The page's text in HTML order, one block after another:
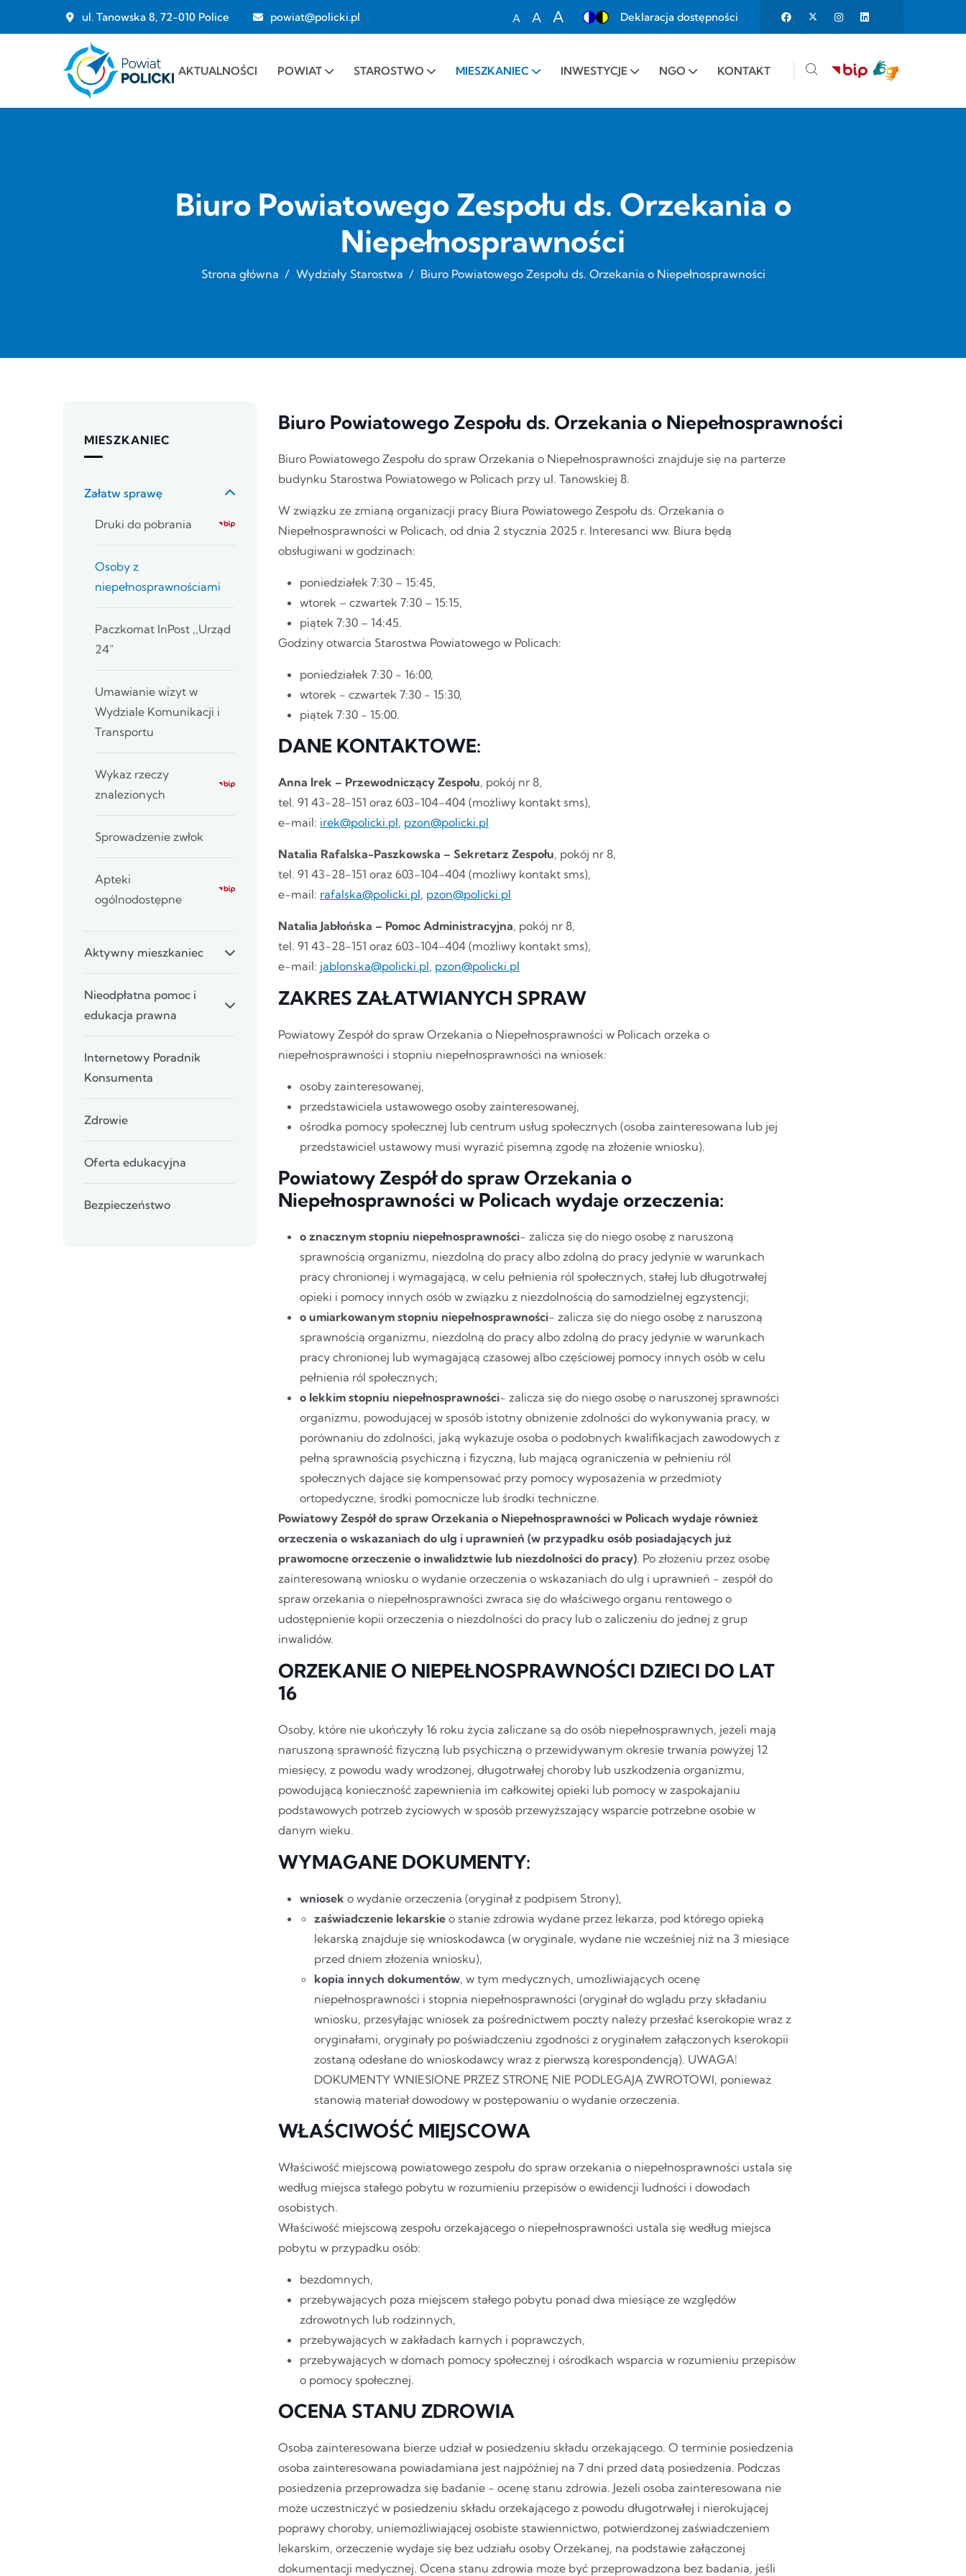
Przejdź do treści
ul. Tanowska 8, 72-010 Police powiat@policki.pl
A
Set font size to 100%
A
A
Deklaracja dostępności
AKTUALNOŚCI POWIAT STAROSTWO MIESZKANIEC INWESTYCJE NGO KONTAKT
Biuro Powiatowego Zespołu ds. Orzekania o
Niepełnosprawności
Strona główna / Wydziały Starostwa / Biuro Powiatowego Zespołu ds. Orzekania o Niepełnosprawności
Biuro Powiatowego Zespołu ds. Orzekania o Niepełnosprawności
Biuro Powiatowego Zespołu do spraw Orzekania o Niepełnosprawności znajduje się na parterze
budynku Starostwa Powiatowego w Policach przy ul. Tanowskiej 8.
W związku ze zmianą organizacji pracy Biura Powiatowego Zespołu ds. Orzekania o
Niepełnosprawności w Policach, od dnia 2 stycznia 2025 r. Interesanci ww. Biura będą
obsługiwani w godzinach:
poniedziałek 7:30 – 15:45,
wtorek – czwartek 7:30 – 15:15,
piątek 7:30 – 14:45.
Godziny otwarcia Starostwa Powiatowego w Policach:
poniedziałek 7:30 - 16:00,
wtorek - czwartek 7:30 - 15:30,
piątek 7:30 - 15:00.
DANE KONTAKTOWE:
Anna Irek – Przewodniczący Zespołu, pokój nr 8,
tel. 91 43-28-151 oraz 603-104-404 (możliwy kontakt sms),
e-mail: irek@policki.pl, pzon@policki.pl
Natalia Rafalska-Paszkowska – Sekretarz Zespołu, pokój nr 8,
tel. 91 43-28-151 oraz 603-104-404 (możliwy kontakt sms),
e-mail: rafalska@policki.pl, pzon@policki.pl
Natalia Jabłońska – Pomoc Administracyjna, pokój nr 8,
tel. 91 43-28-151 oraz 603-104-404 (możliwy kontakt sms),
e-mail: jablonska@policki.pl, pzon@policki.pl
ZAKRES ZAŁATWIANYCH SPRAW
Powiatowy Zespół do spraw Orzekania o Niepełnosprawności w Policach orzeka o
niepełnosprawności i stopniu niepełnosprawności na wniosek:
osoby zainteresowanej,
przedstawiciela ustawowego osoby zainteresowanej,
ośrodka pomocy społecznej lub centrum usług społecznych (osoba zainteresowana lub jej
przedstawiciel ustawowy musi wyrazić pisemną zgodę na złożenie wniosku).
Powiatowy Zespół do spraw Orzekania o
Niepełnosprawności w Policach wydaje orzeczenia:
o znacznym stopniu niepełnosprawności- zalicza się do niego osobę z naruszoną
sprawnością organizmu, niezdolną do pracy albo zdolną do pracy jedynie w warunkach
pracy chronionej i wymagającą, w celu pełnienia ról społecznych, stałej lub długotrwałej
opieki i pomocy innych osób w związku z niezdolnością do samodzielnej egzystencji;
o umiarkowanym stopniu niepełnosprawności- zalicza się do niego osobę z naruszoną
sprawnością organizmu, niezdolną do pracy albo zdolną do pracy jedynie w warunkach
pracy chronionej lub wymagającą czasowej albo częściowej pomocy innych osób w celu
pełnienia ról społecznych;
o lekkim stopniu niepełnosprawności- zalicza się do niego osobę o naruszonej sprawności
organizmu, powodującej w sposób istotny obniżenie zdolności do wykonywania pracy, w
porównaniu do zdolności, jaką wykazuje osoba o podobnych kwalifikacjach zawodowych z
pełną sprawnością psychiczną i fizyczną, lub mającą ograniczenia w pełnieniu ról
społecznych dające się kompensować przy pomocy wyposażenia w przedmioty
ortopedyczne, środki pomocnicze lub środki techniczne.
Powiatowy Zespół do spraw Orzekania o Niepełnosprawności w Policach wydaje również
orzeczenia o wskazaniach do ulg i uprawnień (w przypadku osób posiadających już
prawomocne orzeczenie o inwalidztwie lub niezdolności do pracy). Po złożeniu przez osobę
zainteresowaną wniosku o wydanie orzeczenia o wskazaniach do ulg i uprawnień - zespół do
spraw orzekania o niepełnosprawności zwraca się do właściwego organu rentowego o
udostępnienie kopii orzeczenia o niezdolności do pracy lub o zaliczeniu do jednej z grup
inwalidów.
ORZEKANIE O NIEPEŁNOSPRAWNOŚCI DZIECI DO LAT
16
Osoby, które nie ukończyły 16 roku życia zaliczane są do osób niepełnosprawnych, jeżeli mają
naruszoną sprawność fizyczną lub psychiczną o przewidywanym okresie trwania powyżej 12
miesięcy, z powodu wady wrodzonej, długotrwałej choroby lub uszkodzenia organizmu,
powodującą konieczność zapewnienia im całkowitej opieki lub pomocy w zaspokajaniu
podstawowych potrzeb życiowych w sposób przewyższający wsparcie potrzebne osobie w
danym wieku.
WYMAGANE DOKUMENTY:
wniosek o wydanie orzeczenia (oryginał z podpisem Strony),
zaświadczenie lekarskie o stanie zdrowia wydane przez lekarza, pod którego opieką
lekarską znajduje się wnioskodawca (w oryginale, wydane nie wcześniej niż na 3 miesiące
przed dniem złożenia wniosku),
kopia innych dokumentów, w tym medycznych, umożliwiających ocenę
niepełnosprawności i stopnia niepełnosprawności (oryginał do wglądu przy składaniu
wniosku, przesyłając wniosek za pośrednictwem poczty należy przesłać kserokopie wraz z
oryginałami, oryginały po poświadczeniu zgodności z oryginałem załączonych kserokopii
zostaną odesłane do wnioskodawcy wraz z pierwszą korespondencją). UWAGA!
DOKUMENTY WNIESIONE PRZEZ STRONĘ NIE PODLEGAJĄ ZWROTOWI, ponieważ
stanowią materiał dowodowy w postępowaniu o wydanie orzeczenia.
WŁAŚCIWOŚĆ MIEJSCOWA
Właściwość miejscową powiatowego zespołu do spraw orzekania o niepełnosprawności ustala się
według miejsca stałego pobytu w rozumieniu przepisów o ewidencji ludności i dowodach
osobistych.
Właściwość miejscową zespołu orzekającego o niepełnosprawności ustala się według miejsca
pobytu w przypadku osób:
bezdomnych,
przebywających poza miejscem stałego pobytu ponad dwa miesiące ze względów
zdrowotnych lub rodzinnych,
przebywających w zakładach karnych i poprawczych,
przebywających w domach pomocy społecznej i ośrodkach wsparcia w rozumieniu przepisów
o pomocy społecznej.
OCENA STANU ZDROWIA
Osoba zainteresowana bierze udział w posiedzeniu składu orzekającego. O terminie posiedzenia
osoba zainteresowana powiadamiana jest najpóźniej na 7 dni przed datą posiedzenia. Podczas
posiedzenia przeprowadza się badanie - ocenę stanu zdrowia. Jeżeli osoba zainteresowana nie
może uczestniczyć w posiedzeniu składu orzekającego z powodu długotrwałej i nierokującej
poprawy choroby, uniemożliwiającej osobiste stawiennictwo, potwierdzonej zaświadczeniem
lekarskim, orzeczenie wydaje się bez udziału osoby Orzekanej, na podstawie załączonej
dokumentacji medycznej. Ocena stanu zdrowia może być przeprowadzona bez badania, jeśli
MIESZKANIEC
Załatw sprawę
Druki do pobrania
Osoby z
niepełnosprawnościami
Paczkomat InPost ,,Urząd
24"
Umawianie wizyt w
Wydziale Komunikacji i
Transportu
Wykaz rzeczy
znalezionych
Sprowadzenie zwłok
Apteki
ogólnodostępne
Aktywny mieszkaniec
Nieodpłatna pomoc i
edukacja prawna
Internetowy Poradnik
Konsumenta
Zdrowie
Oferta edukacyjna
Bezpieczeństwo